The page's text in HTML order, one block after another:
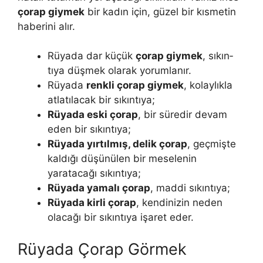
çorap giymek bir kadın için, güzel bir kısme­tin
haberini alır.
Rüyada dar küçük çorap giymek, sıkın­
tıya düşmek olarak yorumlanır.
Rüyada renkli çorap giymek, kolaylıkla
atlatılacak bir sıkıntıya;
Rüyada eski çorap, bir süredir devam
eden bir sıkıntıya;
Rüyada yırtılmış, delik çorap, geçmişte
kaldığı düşünülen bir meselenin
yaratacağı sıkıntıya;
Rüyada yamalı çorap, maddi sıkın­tıya;
Rüyada kirli çorap, kendinizin neden
olacağı bir sıkıntıya işaret eder.
Rüyada Çorap Görmek